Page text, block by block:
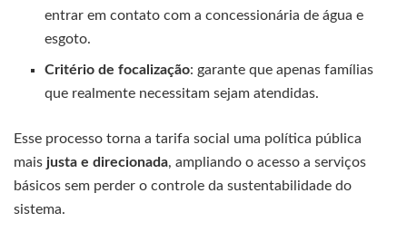
entrar em contato com a concessionária de água e
esgoto.
Critério de focalização: garante que apenas famílias
que realmente necessitam sejam atendidas.
Esse processo torna a tarifa social uma política pública
mais justa e direcionada, ampliando o acesso a serviços
básicos sem perder o controle da sustentabilidade do
sistema.